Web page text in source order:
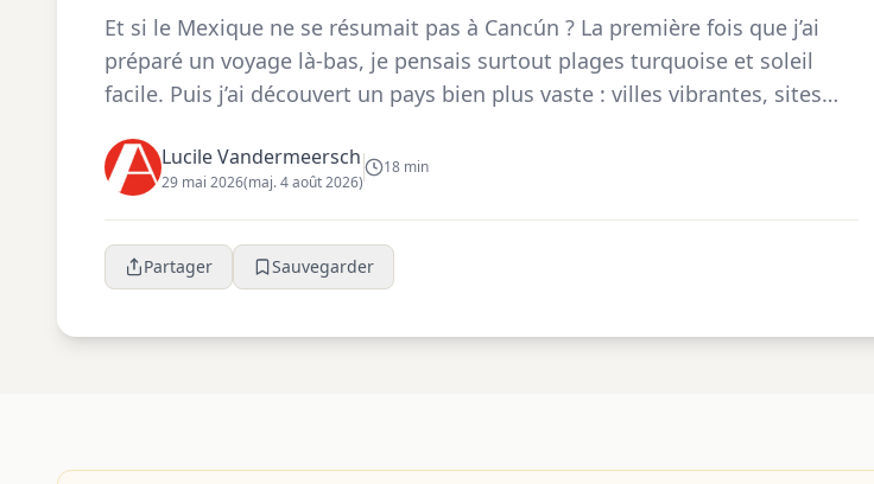
Et si le Mexique ne se résumait pas à Cancún ? La première fois que j’ai
préparé un voyage là-bas, je pensais surtout plages turquoise et soleil
facile. Puis j’ai découvert un pays bien plus vaste : villes vibrantes, sites
Lucile Vandermeersch
29 mai 2026(maj. 4 août 2026)
18 min
Partager Sauvegarder